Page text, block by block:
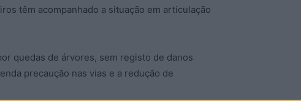
têm acompanhado a situação em articulação
quedas de árvores, sem registo de danos
precaução nas vias e a redução de